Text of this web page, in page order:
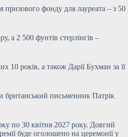
фонду для лауреата – з 50
а 2 500 фунтів стерлінгів –
10 років, а також Дарії Бухман за її
британський письменник Патрік
по 30 квітня 2027 року. Довгий
буде оголошено на церемонії у